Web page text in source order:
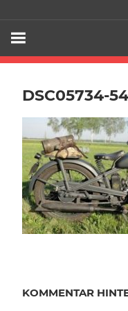
DSC05734-
KOMMENTAR